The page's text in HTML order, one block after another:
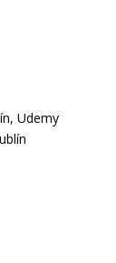
Udemy